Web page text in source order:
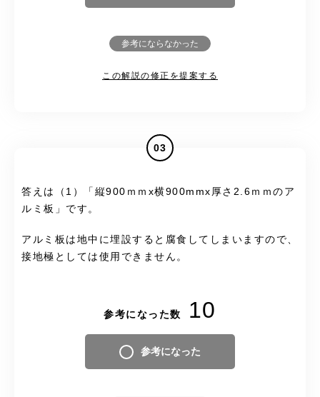
参考にならなかった
この解説の修正を提案する
03
答えは（1）「縦900ｍｍx横900mmx厚さ2.6ｍｍのア
ルミ板」です。
アルミ板は地中に埋設すると腐食してしまいますので、
接地極としては使用できません。
参考になった数 10
参考になった